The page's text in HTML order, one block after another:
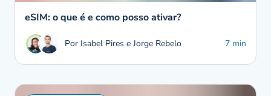
eSIM: o que é e como posso ativar?
Por Isabel Pires e Jorge Rebelo 7 min